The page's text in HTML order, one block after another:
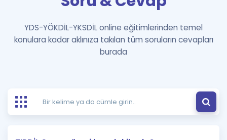
Şifremi Hatırlamıyorum
GİRİŞ YAP
bekliyor!
Kitaplar ve Kaynaklar
Ücretsiz Kaynaklar
Blog
İngilizce Gramer
Hakkımızda
YDS-YÖKDİL-YKSDİL online eğitimlerinden temel
konulara kadar aklınıza takılan tüm soruların cevapları
burada